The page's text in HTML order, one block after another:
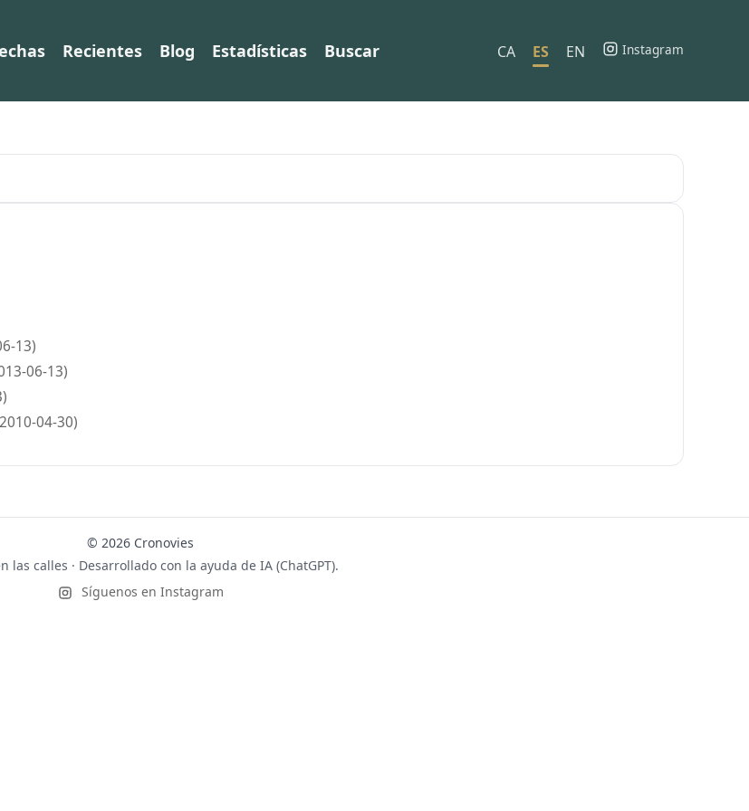
Recientes Blog Estadísticas Buscar CA ES EN Instagram
13)
06-13)
04-30)
© 2026 Cronovies
las calles · Desarrollado con la ayuda de IA (ChatGPT).
Síguenos en Instagram